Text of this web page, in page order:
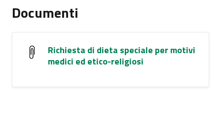
Documenti
Richiesta di dieta speciale per motivi
medici ed etico-religiosi